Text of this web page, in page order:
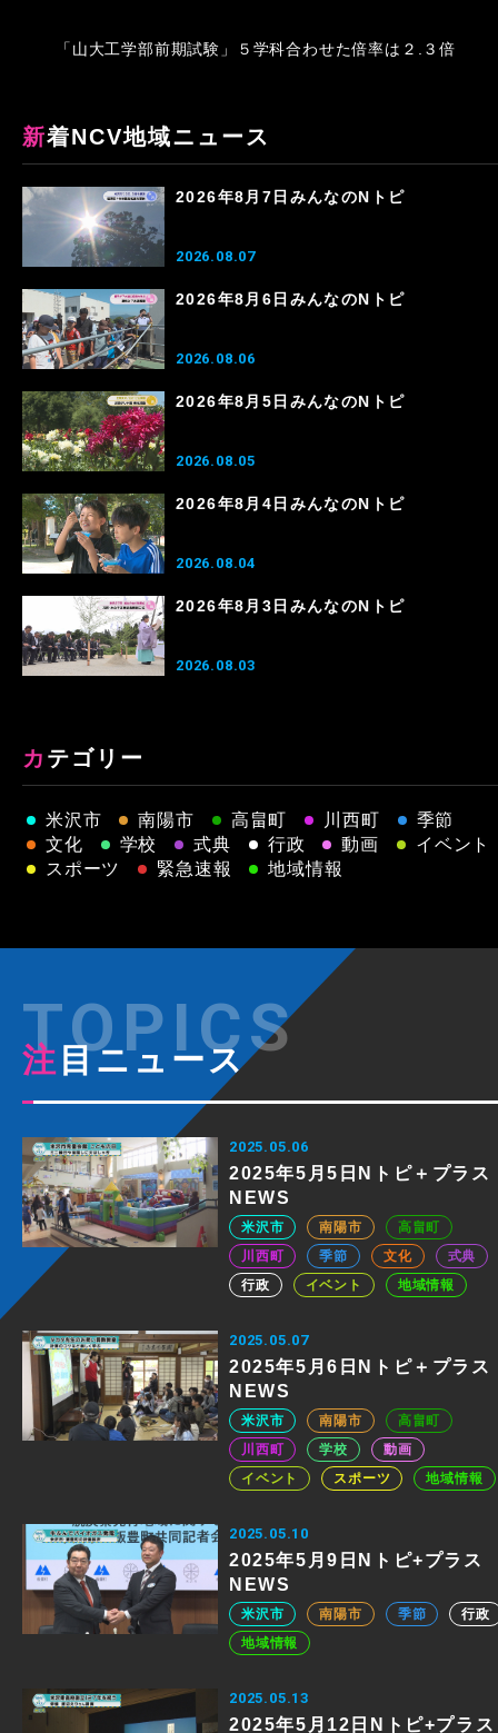
「山大工学部前期試験」５学科合わせた倍率は２.３倍
新着NCV地域ニュース
2026年8月7日みんなのNトピ
2026.08.07
2026年8月6日みんなのNトピ
2026.08.06
2026年8月5日みんなのNトピ
2026.08.05
2026年8月4日みんなのNトピ
2026.08.04
2026年8月3日みんなのNトピ
2026.08.03
カテゴリー
米沢市 南陽市 高畠町 川西町
季節
文化
学校 式典 行政 動画
イベント
スポーツ
緊急速報 地域情報
注目ニュース
2025.05.06
2025年5月5日Nトピ＋プラス
NEWS
米沢市 南陽市
高畠町
川西町
季節 文化
式典
行政
イベント 地域情報
2025.05.07
2025年5月6日Nトピ＋プラス
NEWS
米沢市 南陽市
高畠町
川西町
学校
動画
イベント
スポーツ 地域情報
2025.05.10
2025年5月9日Nトピ+プラス
NEWS
米沢市 南陽市 季節
行政
地域情報
2025.05.13
2025年5月12日Nトピ+プラス